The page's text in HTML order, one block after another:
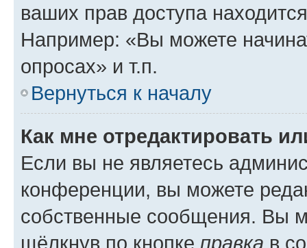
ваших прав доступа
Например: «Вы можете
опросах» и т.п.
Вернуться к началу
Как мне отредактировать
Если вы не являетесь
конференции, вы можете
собственные сообщения. Вы
щёлкнув по кнопке правка в